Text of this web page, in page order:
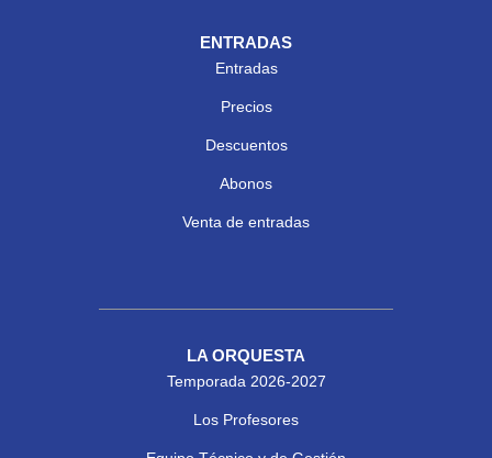
ENTRADAS
Entradas
Precios
Descuentos
Abonos
Venta de entradas
LA ORQUESTA
Temporada 2026-2027
Los Profesores